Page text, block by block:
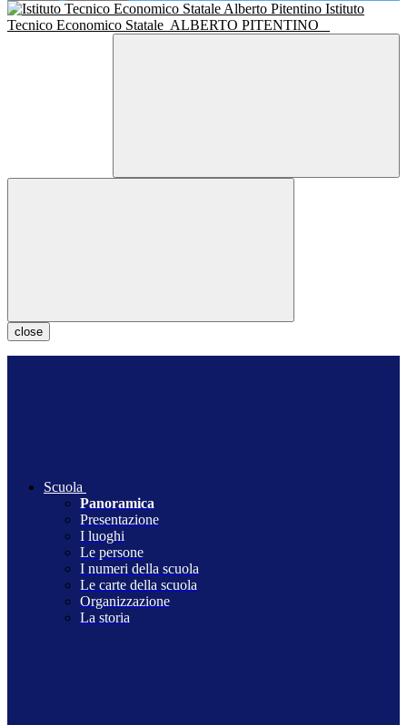
Istituto
Tecnico Economico Statale ALBERTO PITENTINO
close
Scuola
Panoramica
Presentazione
I luoghi
Le persone
I numeri della scuola
Le carte della scuola
Organizzazione
La storia